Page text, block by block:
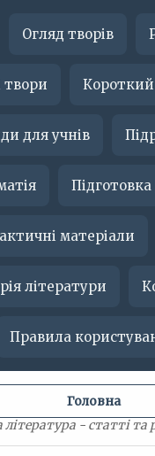
Огляд творів
твори Короткий
для учнів
матеріали
літератури
Правила
- статті та
Головна